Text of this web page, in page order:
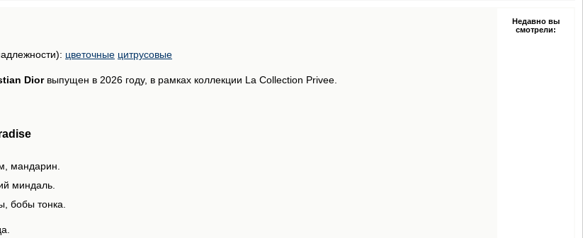
цветочные цитрусовые
Diorвыпущен в 2026 году, в рамках коллекции La Collection Privee.
мандарин.
миндаль.
бобы тонка.
Недавно вы
смотрели: